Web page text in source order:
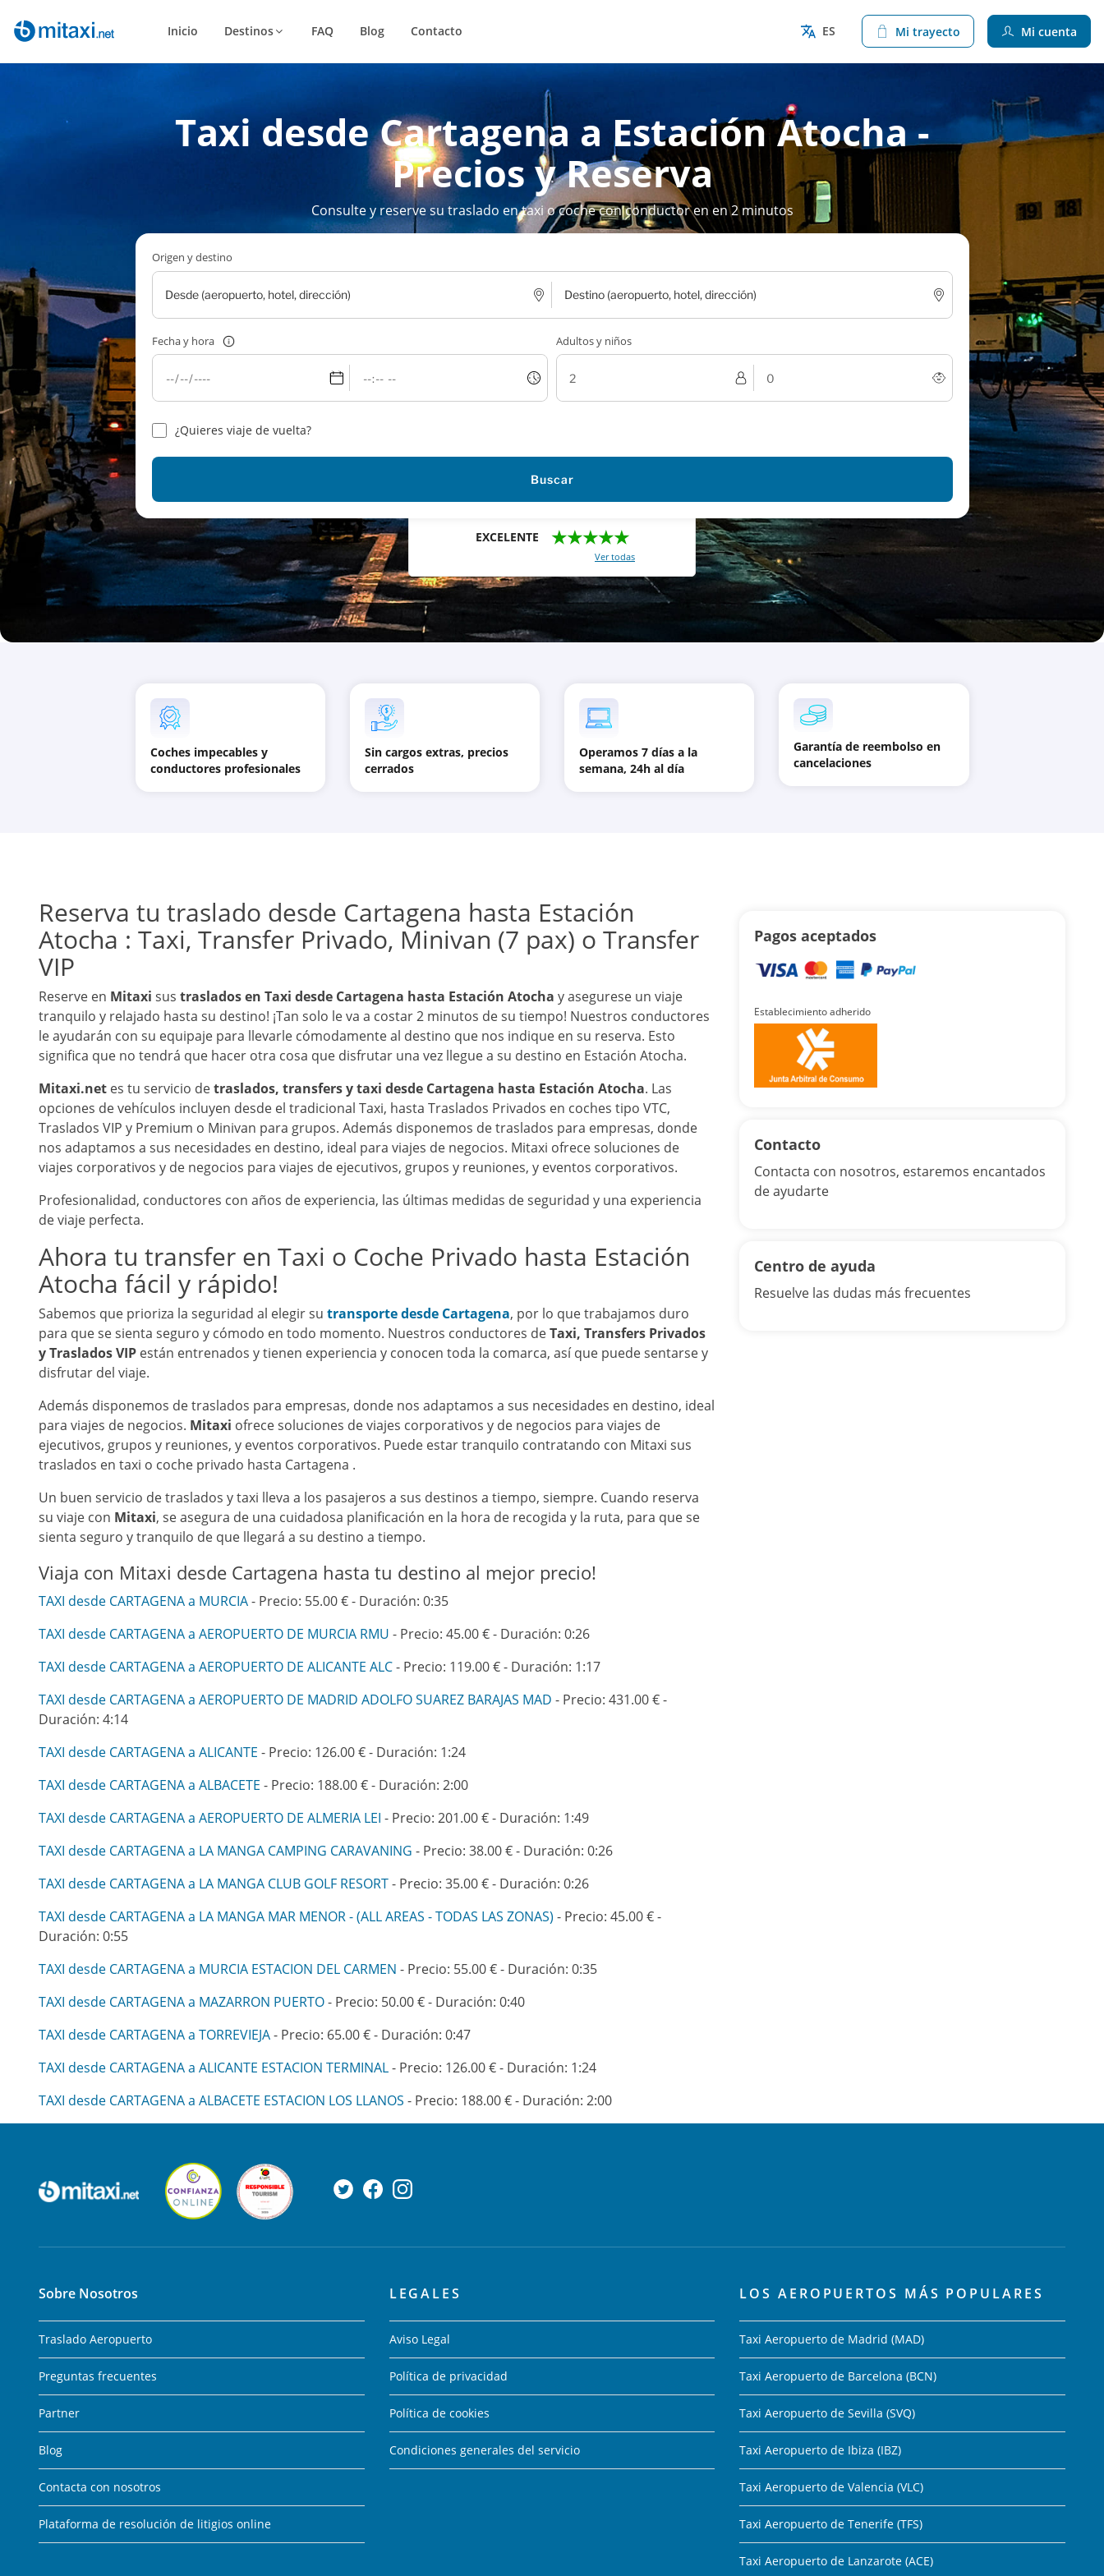
Inicio Destinos FAQ Blog Contacto ES Mi trayecto Mi cuenta
Taxi desde Cartagena a Estación Atocha -
Precios y Reserva
Consulte y reserve su traslado en taxi o coche con conductor en en 2 minutos
Origen y destino
Fecha y hora Adultos y niños
¿Quieres viaje de vuelta?
Buscar
EXCELENTE ★★★★★
Ver todas
Coches impecables y
conductores profesionales
Sin cargos extras, precios
cerrados
Operamos 7 días a la
semana, 24h al día
Garantía de reembolso en
cancelaciones
Reserva tu traslado desde Cartagena hasta Estación
Atocha : Taxi, Transfer Privado, Minivan (7 pax) o Transfer
VIP
Reserve en Mitaxi sus traslados en Taxi desde Cartagena hasta Estación Atocha y asegurese un viaje
tranquilo y relajado hasta su destino! ¡Tan solo le va a costar 2 minutos de su tiempo! Nuestros conductores
le ayudarán con su equipaje para llevarle cómodamente al destino que nos indique en su reserva. Esto
significa que no tendrá que hacer otra cosa que disfrutar una vez llegue a su destino en Estación Atocha.
Mitaxi.net es tu servicio detraslados, transfers y taxi desde Cartagena hasta Estación Atocha. Las
opciones de vehículos incluyen desde el tradicional Taxi, hasta Traslados Privados en coches tipo VTC,
Traslados VIP y Premium o Minivan para grupos. Además disponemos de traslados para empresas, donde
nos adaptamos a sus necesidades en destino, ideal para viajes de negocios. Mitaxi ofrece soluciones de
viajes corporativos y de negocios para viajes de ejecutivos, grupos y reuniones, y eventos corporativos.
Profesionalidad, conductores con años de experiencia, las últimas medidas de seguridad y una experiencia
de viaje perfecta.
Ahora tu transfer en Taxi o Coche Privado hasta Estación
Atocha fácil y rápido!
Sabemos que prioriza la seguridad al elegir su transporte desde Cartagena, por lo que trabajamos duro
para que se sienta seguro y cómodo en todo momento. Nuestros conductores deTaxi, Transfers Privados
y Traslados VIP están entrenados y tienen experiencia y conocen toda la comarca, así que puede sentarse y
disfrutar del viaje.
Además disponemos de traslados para empresas, donde nos adaptamos a sus necesidades en destino, ideal
para viajes de negocios. Mitaxi ofrece soluciones de viajes corporativos y de negocios para viajes de
ejecutivos, grupos y reuniones, y eventos corporativos. Puede estar tranquilo contratando con Mitaxi sus
traslados en taxi o coche privado hasta Cartagena .
Un buen servicio de traslados y taxi lleva a los pasajeros a sus destinos a tiempo, siempre. Cuando reserva
su viaje con Mitaxi, se asegura de una cuidadosa planificación en la hora de recogida y la ruta, para que se
sienta seguro y tranquilo de que llegará a su destino a tiempo.
Viaja con Mitaxi desde Cartagena hasta tu destino al mejor precio!
TAXI desde CARTAGENA a MURCIA- Precio: 55.00 € - Duración: 0:35
TAXI desde CARTAGENA a AEROPUERTO DE MURCIA RMU - Precio: 45.00 € - Duración: 0:26
TAXI desde CARTAGENA a AEROPUERTO DE ALICANTE ALC- Precio: 119.00 € - Duración: 1:17
TAXI desde CARTAGENA a AEROPUERTO DE MADRID ADOLFO SUAREZ BARAJAS MAD - Precio: 431.00 € -
Duración: 4:14
TAXI desde CARTAGENA a ALICANTE - Precio: 126.00 € - Duración: 1:24
TAXI desde CARTAGENA a ALBACETE - Precio: 188.00 € - Duración: 2:00
TAXI desde CARTAGENA a AEROPUERTO DE ALMERIA LEI - Precio: 201.00 € - Duración: 1:49
TAXI desde CARTAGENA a LA MANGA CAMPING CARAVANING - Precio: 38.00 € - Duración: 0:26
TAXI desde CARTAGENA a LA MANGA CLUB GOLF RESORT- Precio: 35.00 € - Duración: 0:26
TAXI desde CARTAGENA a LA MANGA MAR MENOR - (ALL AREAS - TODAS LAS ZONAS) - Precio: 45.00 € -
Duración: 0:55
TAXI desde CARTAGENA a MURCIA ESTACION DEL CARMEN - Precio: 55.00 € - Duración: 0:35
TAXI desde CARTAGENA a MAZARRON PUERTO- Precio: 50.00 € - Duración: 0:40
TAXI desde CARTAGENA a TORREVIEJA- Precio: 65.00 € - Duración: 0:47
TAXI desde CARTAGENA a ALICANTE ESTACION TERMINAL- Precio: 126.00 € - Duración: 1:24
TAXI desde CARTAGENA a ALBACETE ESTACION LOS LLANOS - Precio: 188.00 € - Duración: 2:00
Pagos aceptados
Establecimiento adherido
Contacto
Contacta con nosotros, estaremos encantados
de ayudarte
Centro de ayuda
Resuelve las dudas más frecuentes
Sobre Nosotros
Traslado Aeropuerto
Preguntas frecuentes
Partner
Blog
Contacta con nosotros
Plataforma de resolución de litigios online
LEGALES
Aviso Legal
Política de privacidad
Política de cookies
Condiciones generales del servicio
LOS AEROPUERTOS MÁS POPULARES
Taxi Aeropuerto de Madrid (MAD)
Taxi Aeropuerto de Barcelona (BCN)
Taxi Aeropuerto de Sevilla (SVQ)
Taxi Aeropuerto de Ibiza (IBZ)
Taxi Aeropuerto de Valencia (VLC)
Taxi Aeropuerto de Tenerife (TFS)
Taxi Aeropuerto de Lanzarote (ACE)